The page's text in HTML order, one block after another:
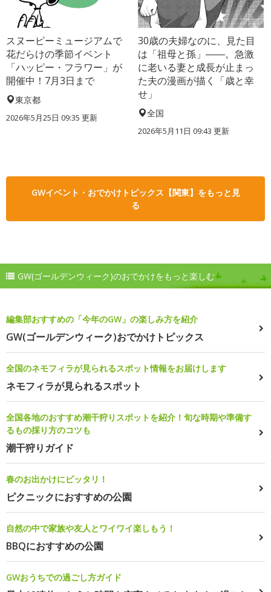
スヌーピーミュージアムで
花だらけの季節イベント
「ハッピー・フラワー」が
開催中！7月3日まで
東京都
2026年5月25日 09:35 更新
30歳の夫婦なのに、見た目
は「祖母と孫」――。急激
に老いる妻と成長が止まっ
た夫の漫画が描く「歳と幸
せ」
全国
2026年5月11日 09:43 更新
GWイベント・おでかけトピックス【関東】をもっと見
る
GW(ゴールデンウィーク)のおでかけをもっと楽しむ
編集部おすすめの「今年のGW」の楽しみ方を紹介
GW(ゴールデンウィーク)おでかけトピックス
全国のネモフィラが見られるスポット情報をお届けします
ネモフィラが見られるスポット
全国各地のおすすめ潮干狩りスポットを紹介！旬な時期や準備す
るもの採り方のコツも
潮干狩りガイド
春のお出かけにピッタリ！
ピクニックにおすすめの公園
自然の中で家族や友人とワイワイ楽しもう！
BBQにおすすめの公園
GWおうちでの過ごし方ガイド